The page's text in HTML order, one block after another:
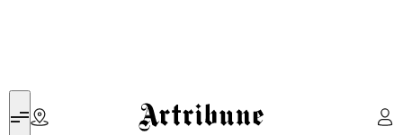
Artribune